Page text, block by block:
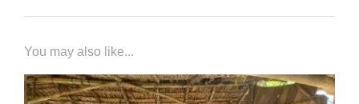
You may also like...